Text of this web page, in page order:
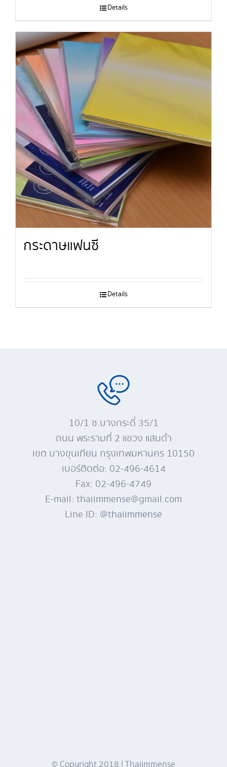
Details
กระดาษแฟนซี
Details
10/1 ซ.บางกระดี่ 35/1
ถนน พระรามที่ 2 แขวง แสมดำ
เขต บางขุนเทียน กรุงเทพมหานคร 10150
เบอร์ติดต่อ: 02-496-4614
Fax: 02-496-4749
E-mail: thaiimmense@gmail.com
Line ID: @thaiimmense
© Copyright 2018 | Thaiimmense